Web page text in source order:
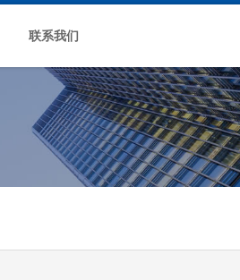
联系我们